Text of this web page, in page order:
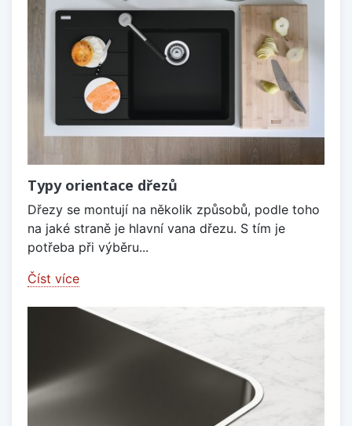
Typy orientace dřezů
Dřezy se montují na několik způsobů, podle toho
na jaké straně je hlavní vana dřezu. S tím je
potřeba při výběru...
Číst více